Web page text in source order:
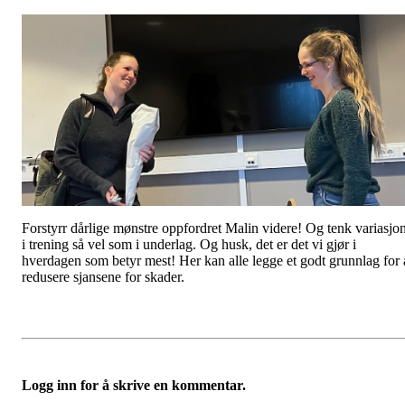
Forstyrr dårlige mønstre oppfordret Malin videre! Og tenk
i trening så vel som i underlag. Og husk, det er det vi gjør i
hverdagen som betyr mest! Her kan alle legge et godt grunnlag for
redusere sjansene for skader.
Logg inn for å skrive en kommentar.